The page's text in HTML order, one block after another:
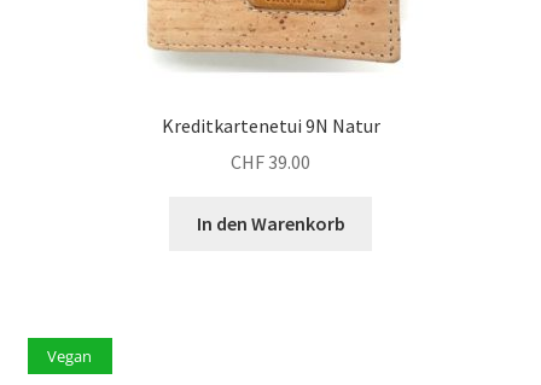
Kreditkartenetui 9N Natur
CHF39.00
In den Warenkorb
Vegan